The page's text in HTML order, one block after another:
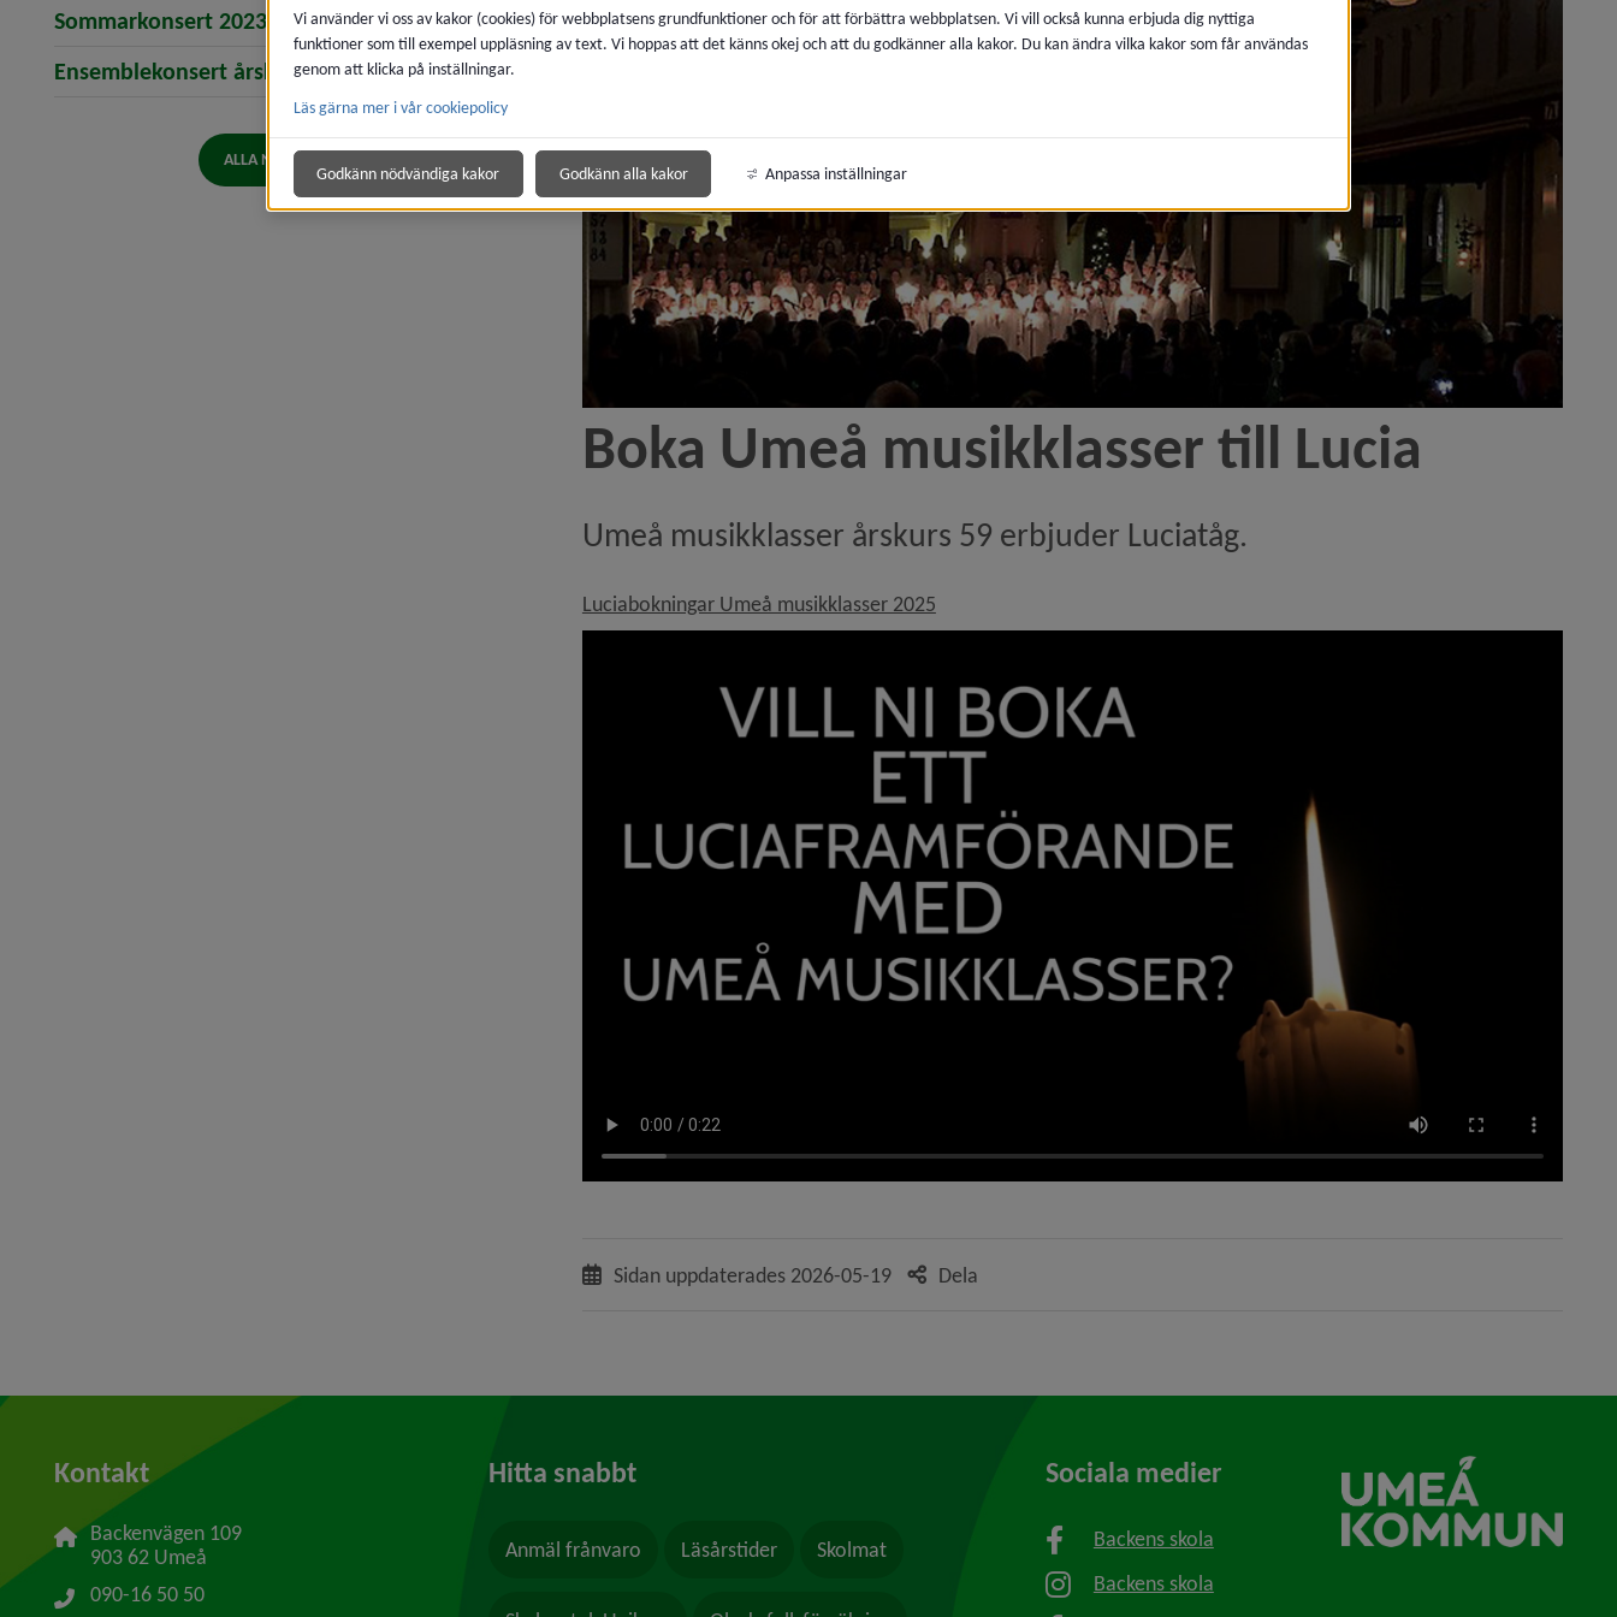
Sommarkonsert 2023 (öppnar artikeln Sommarkonsert 2023)
Ensemblekonsert årskurs 4–6(öppnar artikeln Ensemblekonsert årskurs 4–6)
ALLA NYHETER
Boka Umeå musikklasser till Lucia
Umeå musikklasser årskurs 59 erbjuder Luciatåg.
Luciabokningar Umeå musikklasser 2025Länk till annan webbplats, öppnas i nytt fönster.
Sidan uppdaterades 2026-05-19 Dela
Kontakt
Backenvägen 109
903 62 Umeå
090-16 50 50
Hitta snabbt
Anmäl frånvaro Läsårstider Skolmat
Sociala medier
Backens skola
Backens skola
Vi använder vi oss av kakor (cookies) för webbplatsens grundfunktioner och för att förbättra webbplatsen. Vi vill också kunna erbjuda dig nyttiga
funktioner som till exempel uppläsning av text. Vi hoppas att det känns okej och att du godkänner alla kakor. Du kan ändra vilka kakor som får användas
genom att klicka på inställningar.
Läs gärna mer i vår cookiepolicy
Godkänn nödvändiga kakor Godkänn alla kakor Anpassa inställningar